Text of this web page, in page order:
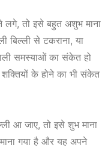
तो इसे बहुत अशुभ माना
बिल्ली से टकराना, या
समस्याओं का संकेत हो
के होने का भी संकेत
आ जाए, तो इसे शुभ माना
गया है और यह अपने